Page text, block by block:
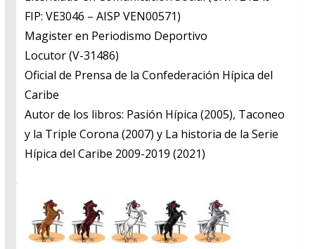
FIP: VE3046 – AISP VEN00571)
​Magister en Periodismo Deportivo
​Locutor (V-31486)
​Oficial de Prensa de la Confederación Hípica del
Caribe
​Autor de los libros: Pasión Hípica (2005), Taconeo
y la Triple Corona (2007) y La historia de la Serie
Hípica del Caribe 2009-2019 (2021)